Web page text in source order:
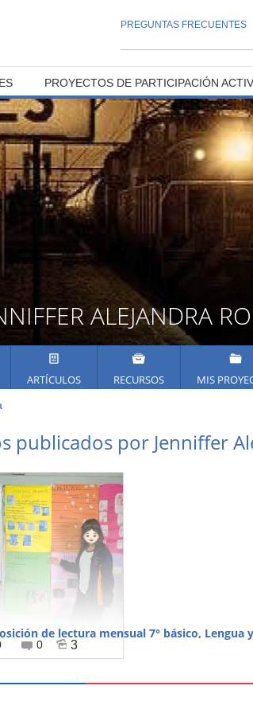
PREGUNTAS FRECUENTES
ALEJANDRA
ARTÍCULOS RECURSOS MIS
publicados por Jenniffer
0 3
de lectura mensual 7° básico, Lengua
PROYECTOS DE PARTICIPACIÓN